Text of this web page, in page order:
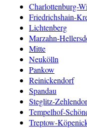
Charlottenburg-
Friedrichshain-
Lichtenberg
Marzahn-
Mitte
Neukölln
Pankow
Reinickendorf
Spandau
Steglitz-
Tempelhof-
Treptow-